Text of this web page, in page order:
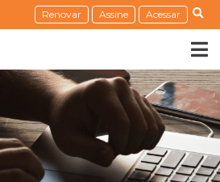
Renovar Assine Acessar